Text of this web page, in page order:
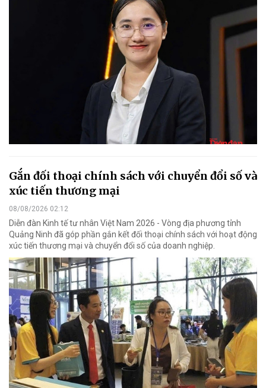
Gắn đối thoại chính sách với chuyển đổi số và
xúc tiến thương mại
08/08/2026 02:12
Diễn đàn Kinh tế tư nhân Việt Nam 2026 - Vòng địa phương tỉnh
Quảng Ninh đã góp phần gắn kết đối thoại chính sách với hoạt động
xúc tiến thương mại và chuyển đổi số của doanh nghiệp.